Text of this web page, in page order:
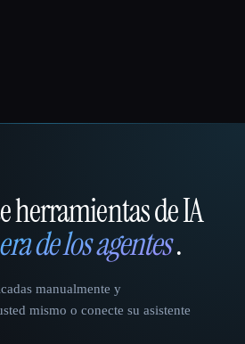
herramientas de IA
de los agentes.
manualmente y
mismo o conecte su asistente